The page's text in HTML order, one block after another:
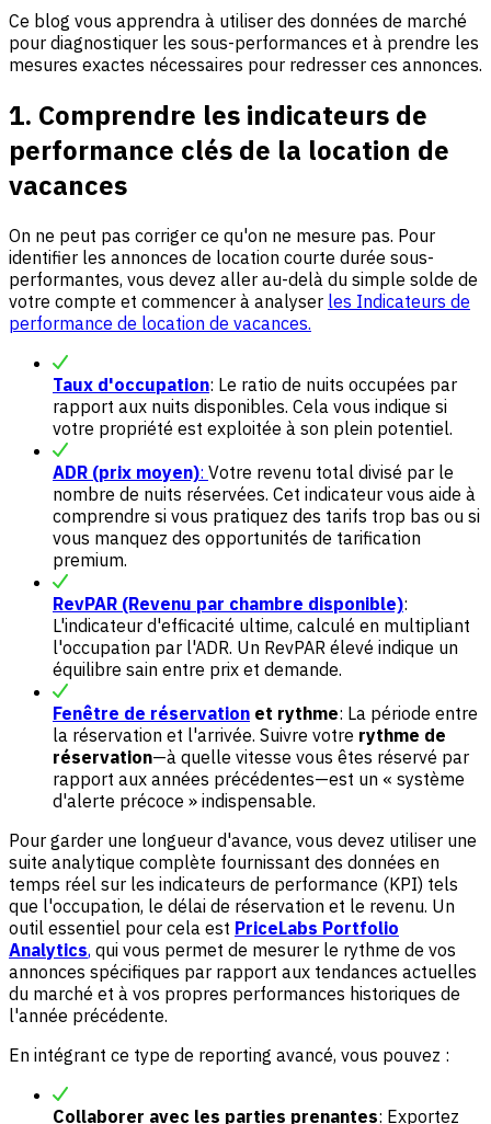
Ce blog vous apprendra à utiliser des données de marché
pour diagnostiquer les sous-performances et à prendre les
mesures exactes nécessaires pour redresser ces annonces.
1. Comprendre les indicateurs de
performance clés de la location de
vacances
On ne peut pas corriger ce qu'on ne mesure pas. Pour
identifier les annonces de location courte durée sous-
performantes, vous devez aller au-delà du simple solde de
votre compte et commencer à analyser les Indicateurs de
performance de location de vacances.
Taux d'occupation: Le ratio de nuits occupées par
rapport aux nuits disponibles. Cela vous indique si
votre propriété est exploitée à son plein potentiel.
ADR (prix moyen): Votre revenu total divisé par le
nombre de nuits réservées. Cet indicateur vous aide à
comprendre si vous pratiquez des tarifs trop bas ou si
vous manquez des opportunités de tarification
premium.
RevPAR (Revenu par chambre disponible):
L'indicateur d'efficacité ultime, calculé en multipliant
l'occupation par l'ADR. Un RevPAR élevé indique un
équilibre sain entre prix et demande.
Fenêtre de réservation et rythme: La période entre
la réservation et l'arrivée. Suivre votre rythme de
réservation—à quelle vitesse vous êtes réservé par
rapport aux années précédentes—est un « système
d'alerte précoce » indispensable.
Pour garder une longueur d'avance, vous devez utiliser une
suite analytique complète fournissant des données en
temps réel sur les indicateurs de performance (KPI) tels
que l'occupation, le délai de réservation et le revenu. Un
outil essentiel pour cela est PriceLabs Portfolio
Analytics, qui vous permet de mesurer le rythme de vos
annonces spécifiques par rapport aux tendances actuelles
du marché et à vos propres performances historiques de
l'année précédente.
En intégrant ce type de reporting avancé, vous pouvez :
Collaborer avec les parties prenantes: Exportez